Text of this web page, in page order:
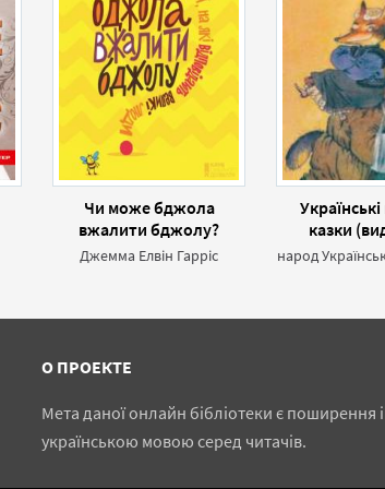
Чи може бджола
вжалити бджолу?
Серйозні питання від
люди
Джемма Елвін Гарріс
казки
О ПРОЕКТЕ
Мета даної онлайн бібліотеки є поширення
українською мовою серед читачів.